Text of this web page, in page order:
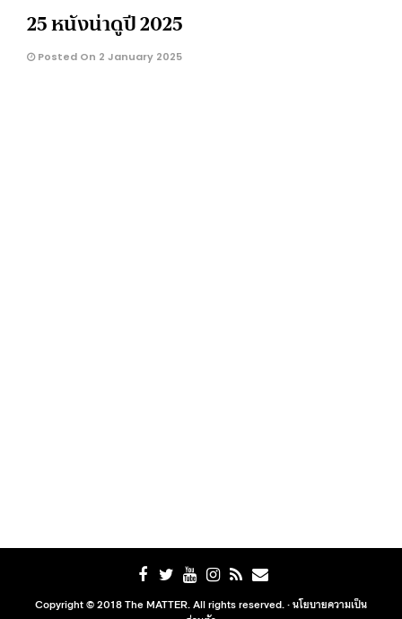
25 หนังน่าดูปี 2025
Posted On 2 January 2025
Copyright © 2018 The MATTER. All rights reserved. ·นโยบายความเป็น